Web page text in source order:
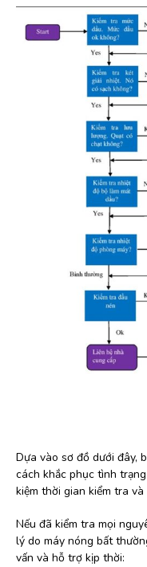
Dựa vào sơ đồ dưới đây,
cách khắc phục tình
kiệm thời gian kiểm tra và
Nếu đã kiểm tra mọi
lý do máy nóng bất
vấn và hỗ trợ kịp thời: